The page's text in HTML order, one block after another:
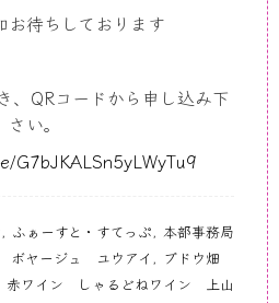
お待ちしております
、QRコードから申し込み下
さい。
G7bJKALSn5yLWyTu9
, ふぁーすと・すてっぷ, 本部事務局
ボヤージュ ユウアイ , ブドウ畑
ワイン しゃるどねワイン 上山